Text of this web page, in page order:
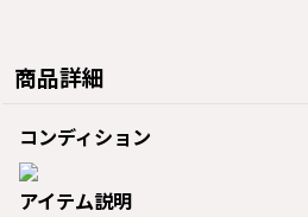
商品詳細
コンディション
アイテム説明